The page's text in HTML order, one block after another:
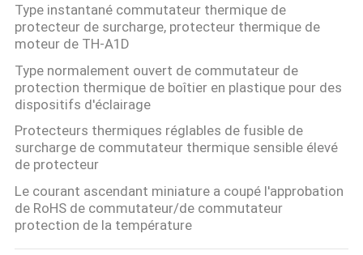
Type instantané commutateur thermique de
protecteur de surcharge, protecteur thermique de
moteur de TH-A1D
Type normalement ouvert de commutateur de
protection thermique de boîtier en plastique pour des
dispositifs d'éclairage
Protecteurs thermiques réglables de fusible de
surcharge de commutateur thermique sensible élevé
de protecteur
Le courant ascendant miniature a coupé l'approbation
de RoHS de commutateur/de commutateur
protection de la température